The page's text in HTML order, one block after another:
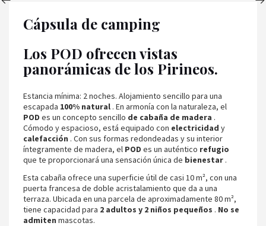
Cápsula de camping
Los POD ofrecen vistas
panorámicas de los Pirineos.
Estancia mínima: 2 noches. Alojamiento sencillo para una
escapada 100% natural . En armonía con la naturaleza, el
POD es un concepto sencillo de cabaña de madera .
Cómodo y espacioso, está equipado con electricidad y
calefacción . Con sus formas redondeadas y su interior
íntegramente de madera, el POD es un auténtico refugio
que te proporcionará una sensación única de bienestar .
Esta cabaña ofrece una superficie útil de casi 10 m², con una
puerta francesa de doble acristalamiento que da a una
terraza. Ubicada en una parcela de aproximadamente 80 m²,
tiene capacidad para 2 adultos y 2 niños pequeños . No se
admiten mascotas.